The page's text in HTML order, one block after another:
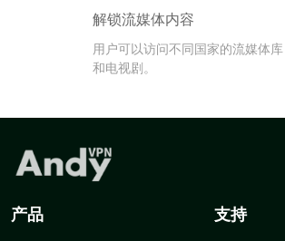
解锁流媒体内容
用户可以访问不同国家的流媒体
和电视剧。
产品 支持